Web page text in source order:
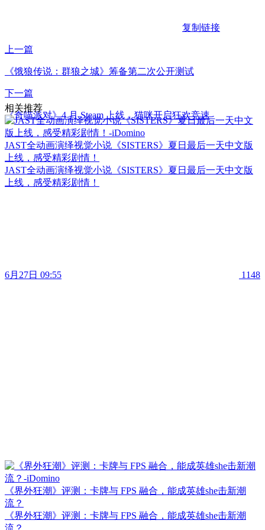
复制链接
上一篇
《饿狼传说：群狼之城》筹备第二次公开测试
下一篇
《奇喵派对》4 月 Steam 上线，猫咪开启狂欢竞速
相关推荐
JAST全动画演绎视觉小说《SISTERS》夏日最后一天中文版
上线，感受精彩剧情！
JAST全动画演绎视觉小说《SISTERS》夏日最后一天中文版
上线，感受精彩剧情！
6月27日 09:55 1148
《界外狂潮》评测：卡牌与 FPS 融合，能成英雄she击新潮
流？
《界外狂潮》评测：卡牌与 FPS 融合，能成英雄she击新潮
流？